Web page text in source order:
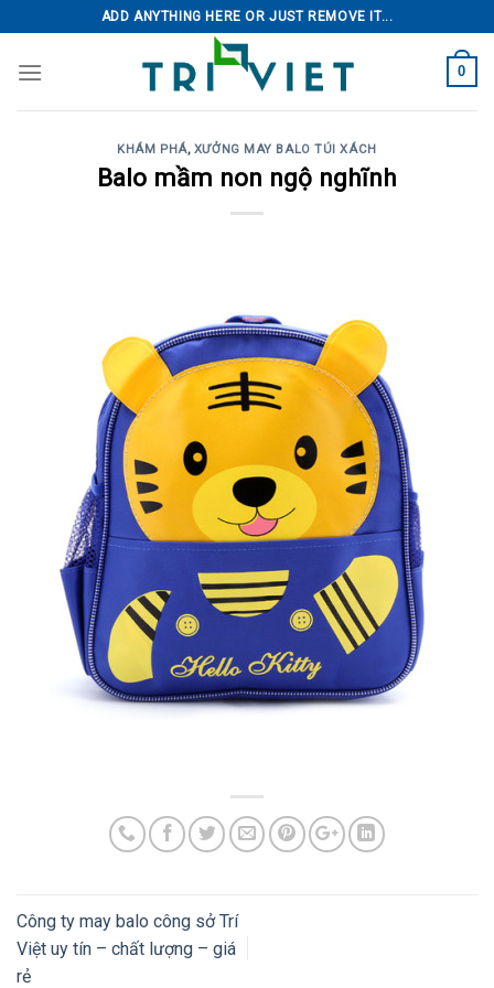
content
ADD ANYTHING HERE OR JUST REMOVE IT...
0
KHÁM PHÁ, XƯỞNG MAY BALO TÚI XÁCH
Balo mầm non ngộ nghĩnh
Công ty may balo công sở Trí
Việt uy tín – chất lượng – giá
rẻ